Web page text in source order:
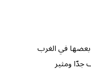
في الغرب
جدّا ومثير